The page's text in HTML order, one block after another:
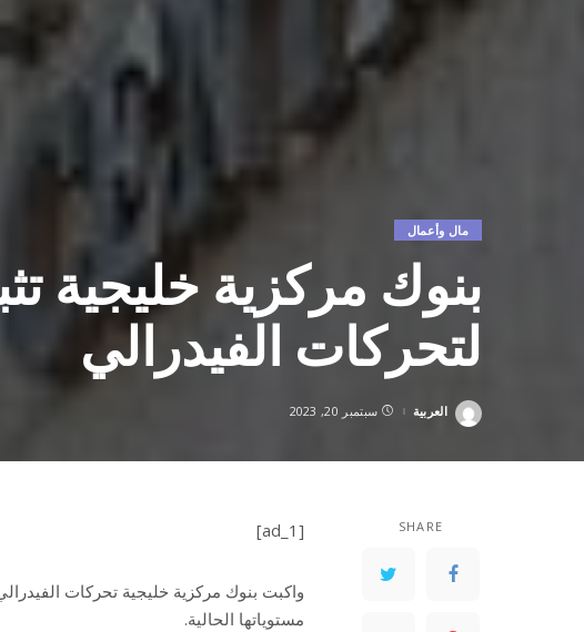
مال وأعمال
بنوك مركزية خليجية
لتحركات الفيدرالي
Posted
العربية سبتمبر 20, 2023
SHARE
[ad_1]
واكبت بنوك مركزية خليجية تحركات
مستوياتها الحالية.